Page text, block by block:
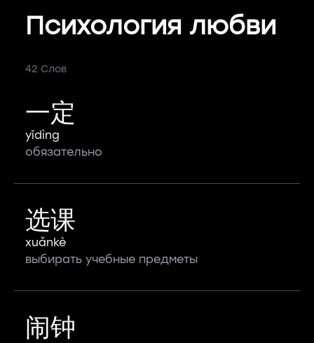
Психология любви
42 Слов
一定
yīdìng
обязательно
选课
xuǎnkè
выбирать учебные предметы
闹钟